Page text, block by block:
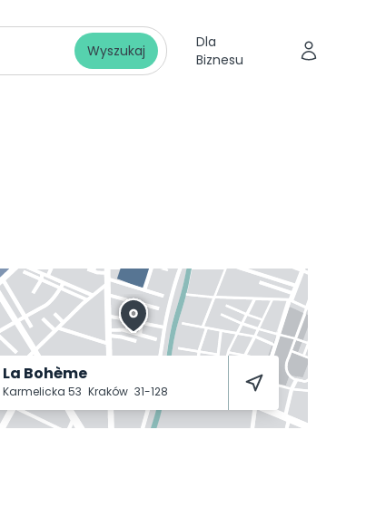
Wyszukaj
Dla
Biznesu
La Bohème
Karmelicka 53 Kraków 31-128